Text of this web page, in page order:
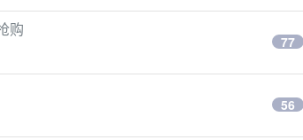
购
77
56